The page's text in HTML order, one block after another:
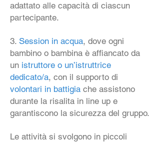
adattato alle capacità di ciascun
partecipante.
3. Session in acqua, dove ogni
bambino o bambina è affiancato da
un istruttore o un’istruttrice
dedicato/a, con il supporto di
volontari in battigia che assistono
durante la risalita in line up e
garantiscono la sicurezza del gruppo.
Le attività si svolgono in piccoli